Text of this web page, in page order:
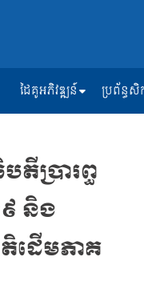
ដៃគូអភិវឌ្ឍន៍ ប្រព័ន្ធ
ប្រារព្ធ
និង
ដើមភាគ